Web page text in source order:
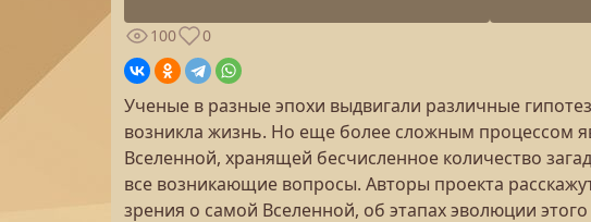
100
0
Ученые в разные эпохи выдвигали различные
возникла жизнь. Но еще более сложным процессом
Вселенной, хранящей бесчисленное количество
все возникающие вопросы. Авторы проекта
зрения о самой Вселенной, об этапах эволюции